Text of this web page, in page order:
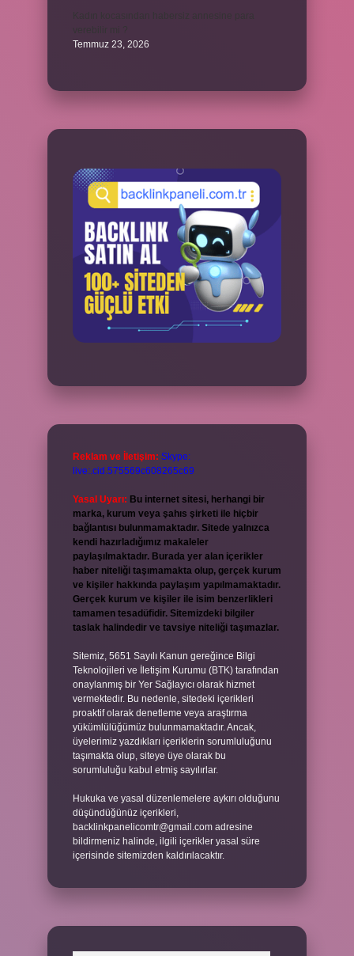
Temmuz 23, 2026
Reklam ve İletişim: Skype:
live:.cid.575569c608265c69
Yasal Uyarı: Bu internet sitesi, herhangi bir
marka, kurum veya şahıs şirketi ile hiçbir
bağlantısı bulunmamaktadır. Sitede yalnızca
kendi hazırladığımız makaleler
paylaşılmaktadır. Burada yer alan içerikler
haber niteliği taşımamakta olup, gerçek kurum
ve kişiler hakkında paylaşım yapılmamaktadır.
Gerçek kurum ve kişiler ile isim benzerlikleri
tamamen tesadüfidir. Sitemizdeki bilgiler
taslak halindedir ve tavsiye niteliği taşımazlar.
Sitemiz, 5651 Sayılı Kanun gereğince Bilgi
Teknolojileri ve İletişim Kurumu (BTK) tarafından
onaylanmış bir Yer Sağlayıcı olarak hizmet
vermektedir. Bu nedenle, sitedeki içerikleri
proaktif olarak denetleme veya araştırma
yükümlülüğümüz bulunmamaktadır. Ancak,
üyelerimiz yazdıkları içeriklerin sorumluluğunu
taşımakta olup, siteye üye olarak bu
sorumluluğu kabul etmiş sayılırlar.
Hukuka ve yasal düzenlemelere aykırı olduğunu
düşündüğünüz içerikleri,
backlinkpanelicomtr@gmail.com adresine
bildirmeniz halinde, ilgili içerikler yasal süre
içerisinde sitemizden kaldırılacaktır.